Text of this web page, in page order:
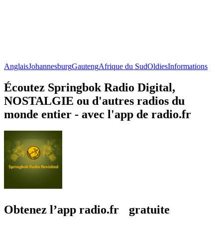
AnglaisJohannesburgGautengAfrique du SudOldiesInformations
Écoutez Springbok Radio Digital,
NOSTALGIE ou d'autres radios du
monde entier - avec l'app de radio.fr
Obtenez l’app radio.fr gratuite